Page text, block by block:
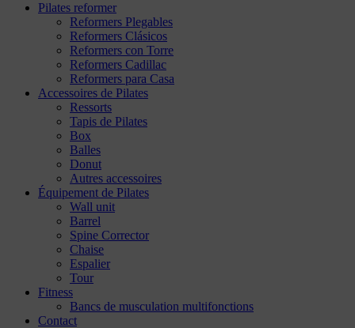
Pilates reformer
Reformers Plegables
Reformers Clásicos
Reformers con Torre
Reformers Cadillac
Reformers para Casa
Accessoires de Pilates
Ressorts
Tapis de Pilates
Box
Balles
Donut
Autres accessoires
Équipement de Pilates
Wall unit
Barrel
Spine Corrector
Chaise
Espalier
Tour
Fitness
Bancs de musculation multifonctions
Contact